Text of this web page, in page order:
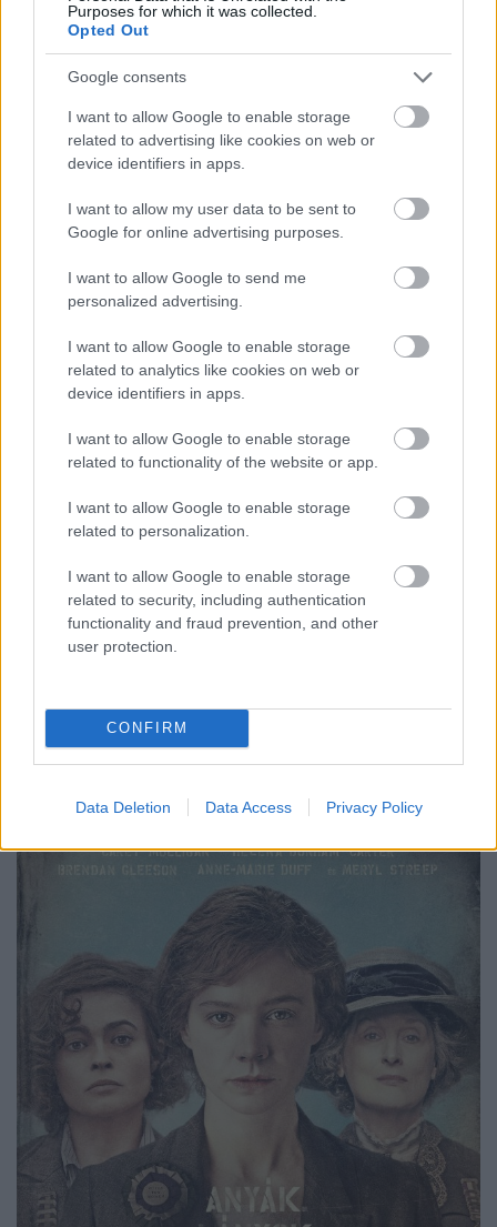
Purposes for which it was collected.
Opted Out
Google consents
I want to allow Google to enable storage
related to advertising like cookies on web or
device identifiers in apps.
I want to allow my user data to be sent to
Google for online advertising purposes.
I want to allow Google to send me
personalized advertising.
I want to allow Google to enable storage
related to analytics like cookies on web or
device identifiers in apps.
I want to allow Google to enable storage
related to functionality of the website or app.
I want to allow Google to enable storage
related to personalization.
I want to allow Google to enable storage
related to security, including authentication
functionality and fraud prevention, and other
user protection.
CONFIRM
Data Deletion Data Access Privacy Policy
Maud és részben Violet alakjának a központba
állításával a film ráadásul több, a történetmesélés
szempontjából fontos összetevő mellett is elsiklik.
Hiába élményszámba menő Helena Bonham Carter
alakítása Edithként, ha a karakter félig elnagyoltnak
tűnik. Emily Davidsonról alig tudunk meg valamit,
miközben személye meghatározó szerephez jut a
csak eszméi és elképzelései kiáltványszerű
ismertetését kapjuk kézhez, emberi oldala rejtve
marad előttünk.
Nyilván igaz, hogy a kevesebb néha több, és hogy
egy zaklatott időszak pengeéles bemutatása nehéz
tarthatta prioritásnak a szereplők alakjának
kidolgozásánál a befogadhatóság szempontját.
Mindezen észrevételek ellenére A szüfrazsett nagy
odafigyeléssel és kitűnő empátiával vászonra vitt
felkavaró történet, melynek nem egy megállapítása
napjainkban is helytálló. Ha nem is filmtörténeti
remekmű, de egy ideig emlékezni fogunk rá.